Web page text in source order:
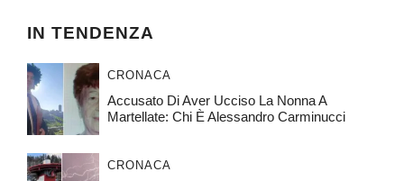
IN TENDENZA
CRONACA
Accusato Di Aver Ucciso La Nonna A
Martellate: Chi È Alessandro Carminucci
CRONACA